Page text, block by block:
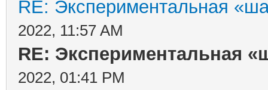
RE: Экспериментальная
2022, 11:57 AM
RE: Экспериментальная
2022, 01:41 PM